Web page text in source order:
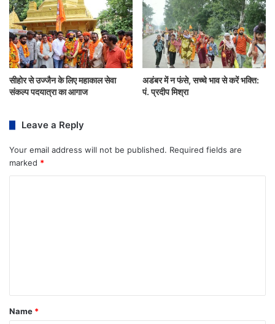
सीहोर से उज्जैन के लिए महाकाल सेवा
संकल्प पदयात्रा का आगाज
अडंबर में न फंसे, सच्चे भाव से करें भक्ति:
पं. प्रदीप मिश्रा
Leave a Reply
Your email address will not be published. Required fields are
marked *
Name *